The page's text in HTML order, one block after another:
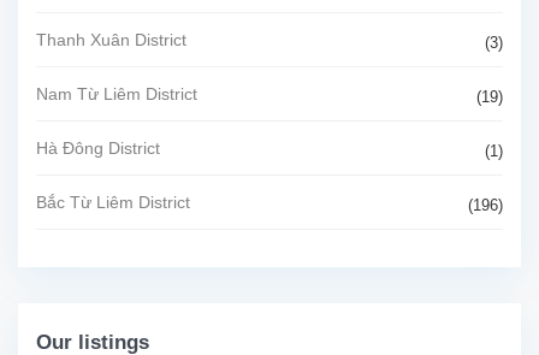
Thanh Xuân District (3)
Nam Từ Liêm District (19)
Hà Đông District (1)
Bắc Từ Liêm District (196)
Our listings